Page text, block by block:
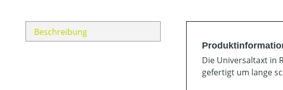
Beschreibung
Die Universaltaxt in
gefertigt um lange